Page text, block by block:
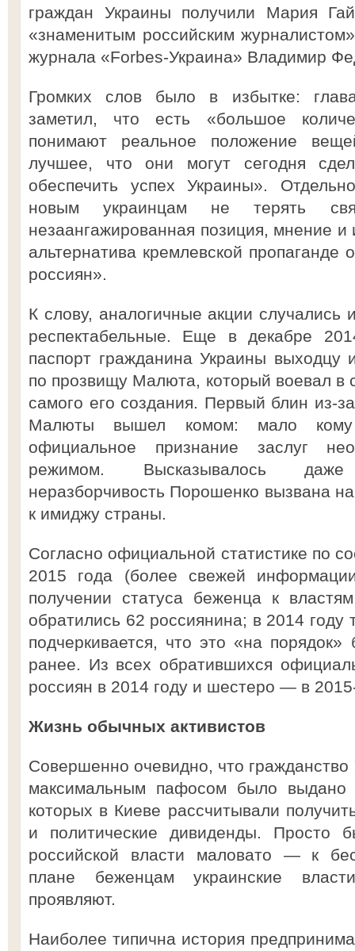
граждан Украины получили Мария
«знаменитым российским
журнала «Forbes-Украина» Владимир
Громких слов было в избытке: глава
заметил, что есть «большое
понимают реальное положение
лучшее, что они могут сегодня
обеспечить успех Украины».
новым украинцам не терять
незаангажированная позиция, мнение
альтернатива кремлевской
россиян».
К слову, аналогичные акции
респектабельные. Еще в декабре
паспорт гражданина Украины выходцу
по прозвищу Малюта, который воевал в
самого его создания. Первый блин из-
Малюты вышел комом: мало кому
официальное признание заслуг
режимом. Высказывалось
неразборчивость Порошенко вызвана
к имиджу страны.
Согласно официальной статистике по
2015 года (более свежей
получении статуса беженца к
обратились 62 россиянина; в 2014
подчеркивается, что это «на
ранее. Из всех обратившихся
россиян в 2014 году и шестеро — в
Жизнь обычных активистов
Совершенно очевидно, что
максимальным пафосом было выдано
которых в Киеве рассчитывали
и политические дивиденды. Просто
российской власти маловато — к
плане беженцам украинские
проявляют.
Наиболее типична история